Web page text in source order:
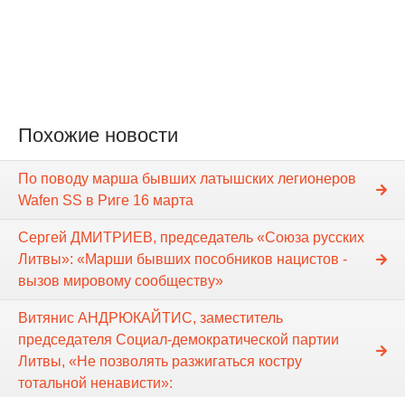
Похожие новости
По поводу марша бывших латышских легионеров
Wafen SS в Риге 16 марта
Сергей ДМИТРИЕВ, председатель «Союза русских
Литвы»: «Марши бывших пособников нацистов -
вызов мировому сообществу»
Витянис АНДРЮКАЙТИС, заместитель
председателя Социал-демократической партии
Литвы, «Не позволять разжигаться костру
тотальной ненависти»: